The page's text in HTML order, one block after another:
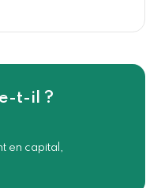
t-il ?
en capital,